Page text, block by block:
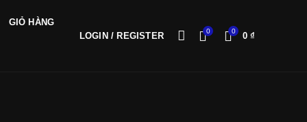
GIỎ HÀNG
LOGIN / REGISTER 0 0 0 ₫